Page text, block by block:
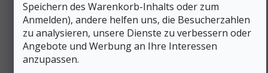
Speichern des Warenkorb-Inhalts oder zum
Anmelden), andere helfen uns, die Besucherzahlen
zu analysieren, unsere Dienste zu verbessern oder
Angebote und Werbung an Ihre Interessen
anzupassen.
die hochwertige Sohle **Vibram® Biometric Fly**. In
Kombination mit der Polyurethan-Zwischensohle (PU)
absorbiert sie harte Stöße hervorragend, dämpft
Vibrationen ausgezeichnet und garantiert perfekte
Torsionsstabilität – was Sie besonders beim Wandern mit
schwerem Rucksack zu schätzen wissen werden.